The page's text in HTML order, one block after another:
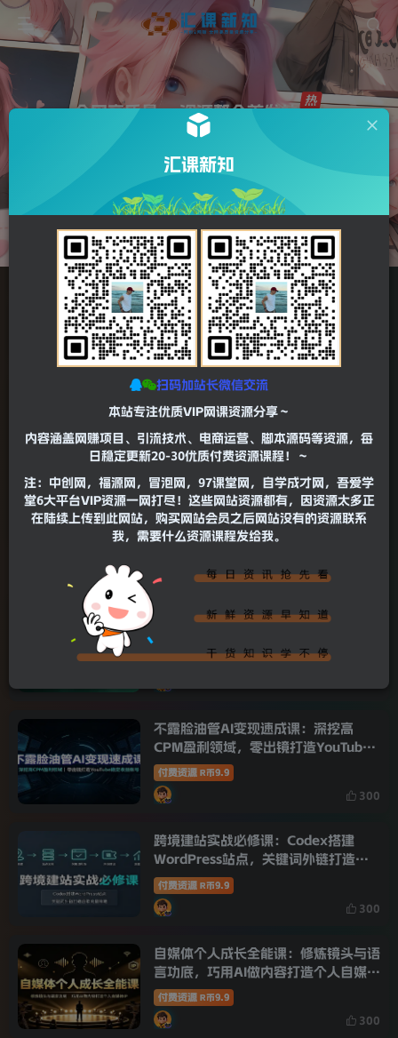
全网高质量 ∞ 资源整合首发站
全站资源 7.7万+
全年365天不断更
APP 下载
手机找课更方便
推广 有奖
会员以上可推广
资源库 GO
汇课新知资源库
福缘缘 共13431篇
此版块来自福缘创业网，资源同中创 冒泡差不太多，也有少部分新资
源。
浏览 点赞 评论
微信私域量化运营指南：搭建账号基建
风险
付费资源 R币9.9
不露脸油管AI变现速成课：深挖高
CPM盈利领域，零出镜打造YouTube
稳定收益账号
付费资源 R币9.9
300
跨境建站实战必修课：Codex搭建
WordPress站点，关键词外链打造谷
歌流量阵地
付费资源 R币9.9
300
自媒体个人成长全能课：修炼镜头与语
言功底，巧用AI做内容打造个人自媒体
IP
付费资源 R币9.9
300
汇课新知
扫码加站长微信交流
本站专注优质VIP网课资源分享～
内容涵盖网赚项目、引流技术、电商运营、脚本源码等资源，每
日稳定更新20-30优质付费资源课程！～
注：中创网，福源网，冒泡网，97课堂网，自学成才网，吾爱学
堂6大平台VIP资源一网打尽！这些网站资源都有，因资源太多正
在陆续上传到此网站，购买网站会员之后网站没有的资源联系
我，需要什么资源课程发给我。